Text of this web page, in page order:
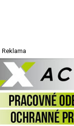
Reklama